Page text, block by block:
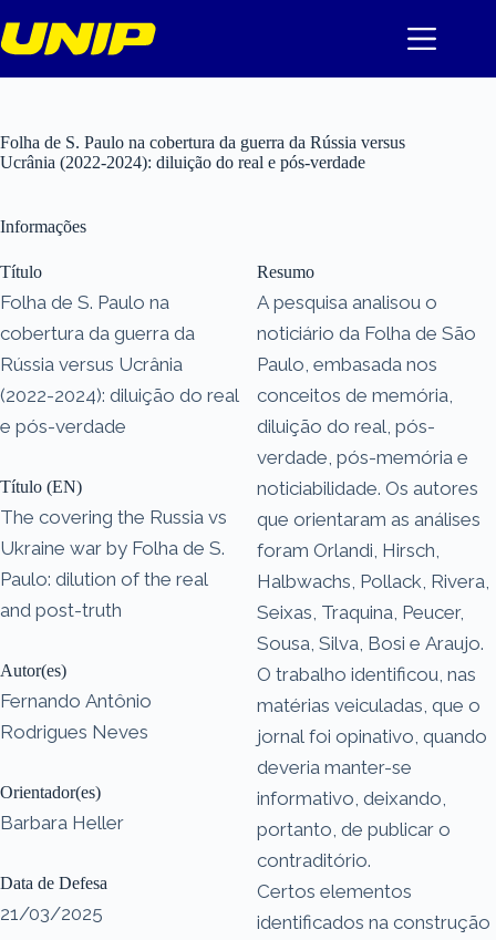
para
o
Folha de S. Paulo na cobertura da guerra da Rússia versus
Ucrânia (2022-2024): diluição do real e pós-verdade
Informações
Título
Folha de S. Paulo na
cobertura da guerra da
Rússia versus Ucrânia
(2022-2024): diluição do real
e pós-verdade
Título (EN)
The covering the Russia vs
Ukraine war by Folha de S.
Paulo: dilution of the real
and post-truth
Autor(es)
Fernando Antônio
Rodrigues Neves
Orientador(es)
Barbara Heller
Data de Defesa
21/03/2025
Resumo
A pesquisa analisou o
noticiário da Folha de São
Paulo, embasada nos
conceitos de memória,
diluição do real, pós-
verdade, pós-memória e
noticiabilidade. Os autores
que orientaram as análises
foram Orlandi, Hirsch,
Halbwachs, Pollack, Rivera,
Seixas, Traquina, Peucer,
Sousa, Silva, Bosi e Araujo.
O trabalho identificou, nas
matérias veiculadas, que o
jornal foi opinativo, quando
deveria manter-se
informativo, deixando,
portanto, de publicar o
contraditório.
Certos elementos
identificados na construção